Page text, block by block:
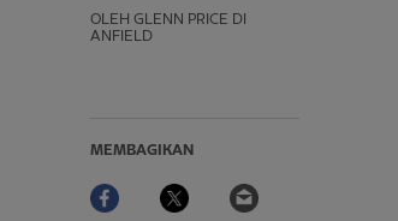
OLEH GLENN PRICE DI
ANFIELD
MEMBAGIKAN
Facebook Twitter